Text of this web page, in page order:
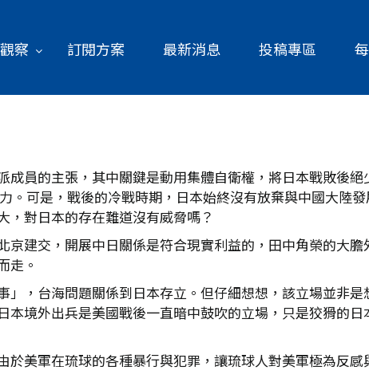
察 訂閱方案 最新消息 投稿專區
員的主張，其中關鍵是動用集體自衛權，將日本戰敗後
。可是，戰後的冷戰時期，日本始終沒有放棄與中國大陸
，對日本的存在難道沒有威脅嗎？
建交，開展中日關係是符合現實利益的，田中角榮的大
走。
，台海問題關係到日本存立。但仔細想想，該立場並非
境外出兵是美國戰後一直暗中鼓吹的立場，只是狡猾的
美軍在琉球的各種暴行與犯罪，讓琉球人對美軍極為反